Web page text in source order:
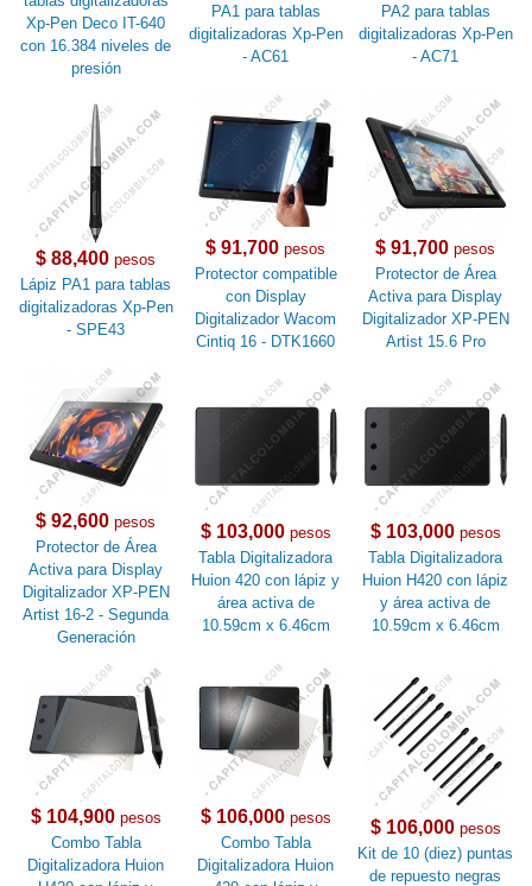
Xp-Pen Deco IT-640
con 16.384 niveles de
presión
PA1 para tablas
digitalizadoras Xp-Pen
- AC61
PA2 para tablas
digitalizadoras Xp-Pen
- AC71
$ 88,400 pesos
Lápiz PA1 para tablas
digitalizadoras Xp-Pen
- SPE43
$ 91,700 pesos
Protector compatible
con Display
Digitalizador Wacom
Cintiq 16 - DTK1660
$ 91,700 pesos
Protector de Área
Activa para Display
Digitalizador XP-PEN
Artist 15.6 Pro
$ 92,600 pesos
Protector de Área
Activa para Display
Digitalizador XP-PEN
Artist 16-2 - Segunda
Generación
$ 103,000pesos
Tabla Digitalizadora
Huion 420 con lápiz y
área activa de
10.59cm x 6.46cm
$ 103,000pesos
Tabla Digitalizadora
Huion H420 con lápiz
y área activa de
10.59cm x 6.46cm
$ 104,900pesos
Combo Tabla
Digitalizadora Huion
$ 106,000pesos
Combo Tabla
Digitalizadora Huion
$ 106,000pesos
Kit de 10 (diez) puntas
de repuesto negras